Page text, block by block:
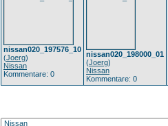
nissan020_197576_10
(Joerg)
Nissan
Kommentare: 0
nissan020_198000_01
(Joerg)
Nissan
Kommentare: 0